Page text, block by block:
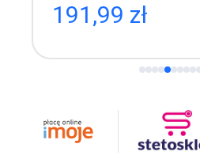
191,99 zł